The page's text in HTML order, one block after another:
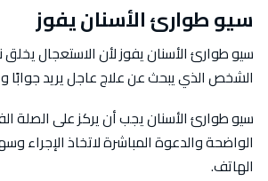
سيو طوارئ الأسنان يفوز
سيو طوارئ الأسنان يفوز لأن الاستعجال
الشخص الذي يبحث عن علاج عاجل يريد جوابًا
سيو طوارئ الأسنان يجب أن يركز على الصلة
الواضحة والدعوة المباشرة لاتخاذ الإجراء
الهاتف.